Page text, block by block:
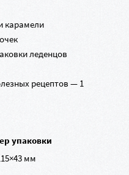
карамели
леденцов
рецептов — 1
упаковки
мм